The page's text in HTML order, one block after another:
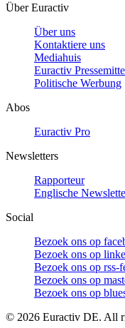
Über Euractiv
Über uns
Kontaktiere uns
Mediahuis
Euractiv
Politische Werbung
Abos
Euractiv Pro
Newsletters
Rapporteur
Englische
Social
Bezoek ons op
Bezoek ons op
Bezoek ons op rss-
Bezoek ons op
Bezoek ons op
© 2026 Euractiv DE. All